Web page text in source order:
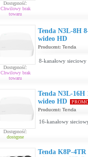
Dostępność:
Chwilowy brak
towaru
Dostępność:
Chwilowy brak
towaru
Tenda N3L-8H
wideo HD
Producent: Tenda
8-kanałowy
Dostępność:
dostępne
Tenda N3L-16H
wideo HD
Producent: Tenda
16-kanałowy
Tenda K8P-4TR